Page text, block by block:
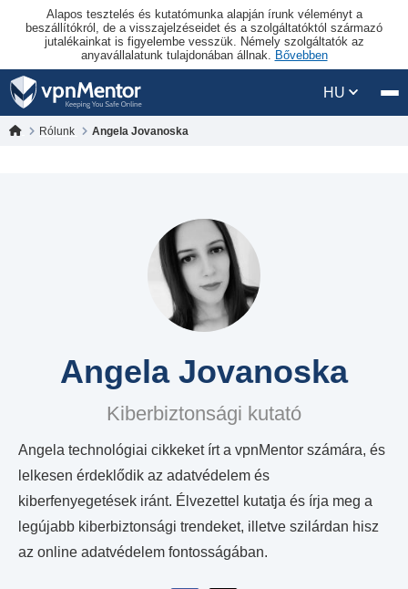
Alapos tesztelés és kutatómunka alapján írunk véleményt a
beszállítókról, de a visszajelzéseidet és a szolgáltatóktól származó
jutalékainkat is figyelembe vesszük. Némely szolgáltatók az
anyavállalatunk tulajdonában állnak. Bővebben
HU
Rólunk Angela Jovanoska
Angela Jovanoska
Kiberbiztonsági kutató
Angela technológiai cikkeket írt a vpnMentor számára, és
lelkesen érdeklődik az adatvédelem és
kiberfenyegetések iránt. Élvezettel kutatja és írja meg a
legújabb kiberbiztonsági trendeket, illetve szilárdan hisz
az online adatvédelem fontosságában.